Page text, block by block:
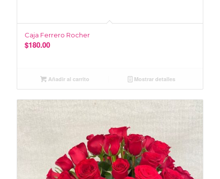
Caja Ferrero Rocher
$180.00
Añadir al carrito Mostrar detalles